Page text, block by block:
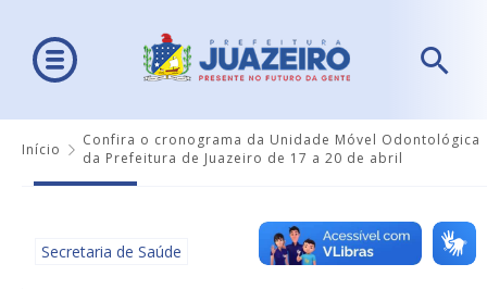
Início
Confira o cronograma da Unidade Móvel Odontológica
da Prefeitura de Juazeiro de 17 a 20 de abril
Secretaria de Saúde